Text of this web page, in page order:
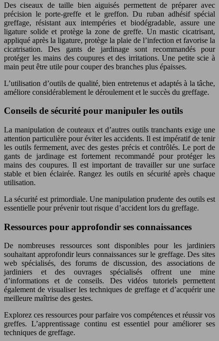
Des ciseaux de taille bien aiguisés permettent de préparer avec
précision le porte-greffe et le greffon. Du ruban adhésif spécial
greffage, résistant aux intempéries et biodégradable, assure une
ligature solide et protège la zone de greffe. Un mastic cicatrisant,
appliqué après la ligature, protège la plaie de l’infection et favorise la
cicatrisation. Des gants de jardinage sont recommandés pour
protéger les mains des coupures et des irritations. Une petite scie à
main peut être utile pour couper des branches plus épaisses.
L’utilisation d’outils de qualité, bien entretenus et adaptés à la tâche,
améliore considérablement le déroulement et le succès du greffage.
Conseils de sécurité pour manipuler les outils
La manipulation de couteaux et d’autres outils tranchants exige une
attention particulière pour éviter les accidents. Il est impératif de tenir
les outils fermement, avec des gestes précis et contrôlés. Le port de
gants de jardinage est fortement recommandé pour protéger les
mains des coupures. Il est important de travailler sur une surface
stable et bien éclairée. Rangez les outils en sécurité après chaque
utilisation.
La sécurité est primordiale. Une manipulation prudente des outils est
essentielle pour prévenir tout risque d’accident lors du greffage.
Ressources pour approfondir ses connaissances
De nombreuses ressources sont disponibles pour les jardiniers
souhaitant approfondir leurs connaissances sur le greffage. Des sites
web spécialisés, des forums de discussion, des associations de
jardiniers et des ouvrages spécialisés offrent une mine
d’informations et de conseils. Des vidéos tutoriels permettent
également de visualiser les techniques de greffage et d’acquérir une
meilleure maîtrise des gestes.
Explorez ces ressources pour parfaire vos compétences et réussir vos
greffes. L’apprentissage continu est essentiel pour améliorer ses
techniques de greffage.